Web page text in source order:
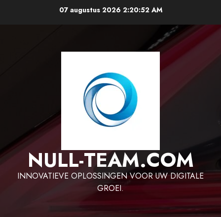
07 augustus 2026 2:20:52 AM
NULL-TEAM.COM
INNOVATIEVE OPLOSSINGEN VOOR UW DIGITALE
GROEI.